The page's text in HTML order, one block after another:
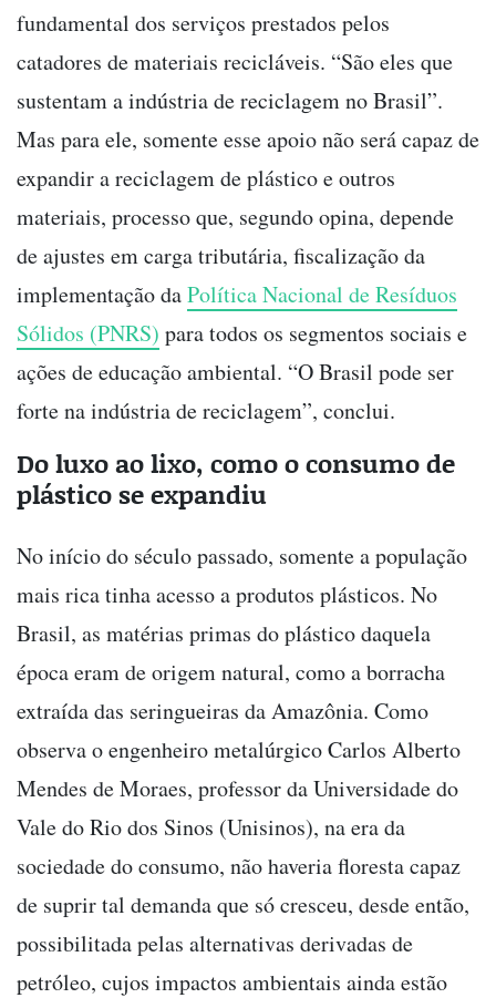
fundamental dos serviços prestados pelos
catadores de materiais recicláveis. “São eles que
sustentam a indústria de reciclagem no Brasil”.
Mas para ele, somente esse apoio não será capaz de
expandir a reciclagem de plástico e outros
materiais, processo que, segundo opina, depende
de ajustes em carga tributária, fiscalização da
implementação daPolítica Nacional de Resíduos
Sólidos (PNRS) para todos os segmentos sociais e
ações de educação ambiental. “O Brasil pode ser
forte na indústria de reciclagem”, conclui.
Do luxo ao lixo, como o consumo de
plástico se expandiu
No início do século passado, somente a população
mais rica tinha acesso a produtos plásticos. No
Brasil, as matérias primas do plástico daquela
época eram de origem natural, como a borracha
extraída das seringueiras da Amazônia. Como
observa o engenheiro metalúrgico Carlos Alberto
Mendes de Moraes, professor da Universidade do
Vale do Rio dos Sinos (Unisinos), na era da
sociedade do consumo, não haveria floresta capaz
de suprir tal demanda que só cresceu, desde então,
possibilitada pelas alternativas derivadas de
petróleo, cujos impactos ambientais ainda estão